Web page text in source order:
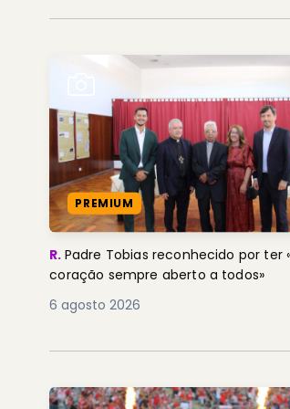
PREMIUM
R. Padre Tobias reconhecido por ter
coração sempre aberto a todos»
6 agosto 2026